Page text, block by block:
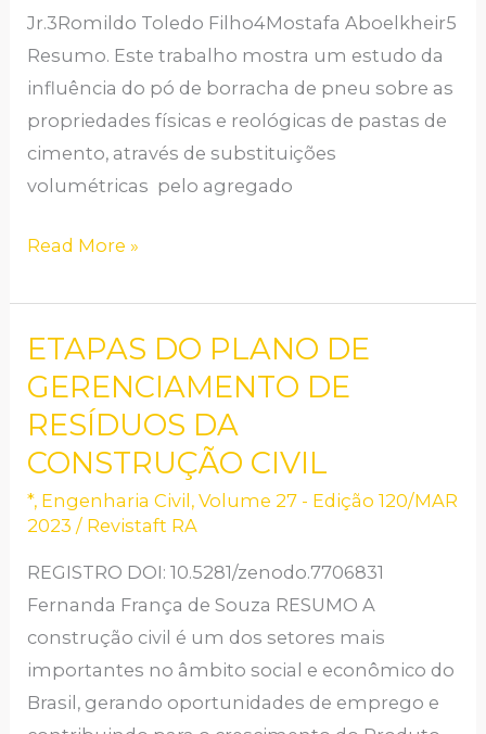
Jr.3Romildo Toledo Filho4Mostafa Aboelkheir5
Resumo. Este trabalho mostra um estudo da
influência do pó de borracha de pneu sobre as
propriedades físicas e reológicas de pastas de
cimento, através de substituições
volumétricas pelo agregado
Read More »
ETAPAS DO PLANO DE
GERENCIAMENTO DE
RESÍDUOS DA
CONSTRUÇÃO CIVIL
*, Engenharia Civil,Volume 27 - Edição 120/MAR
2023 / Revistaft RA
REGISTRO DOI: 10.5281/zenodo.7706831
Fernanda França de Souza RESUMO A
construção civil é um dos setores mais
importantes no âmbito social e econômico do
Brasil, gerando oportunidades de emprego e
ETAPAS
DO
PLANO
GERENCIAMENTO
DE
RESÍDUOS
DA
CONSTRUÇÃO
CIVIL